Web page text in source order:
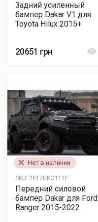
Задний усиленный
бампер Dakar V1 для
Toyota Hilux 2015+
20651 грн
Нет в наличии
SKU: 2617DKO111F
Передний силовой
бампер Dakar для Ford
Ranger 2015-2022